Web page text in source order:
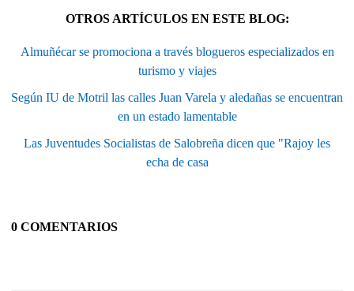
OTROS ARTÍCULOS EN ESTE BLOG:
Almuñécar se promociona a través blogueros especializados en
turismo y viajes
Según IU de Motril las calles Juan Varela y aledañas se encuentran
en un estado lamentable
Las Juventudes Socialistas de Salobreña dicen que "Rajoy les
echa de casa
0 COMENTARIOS